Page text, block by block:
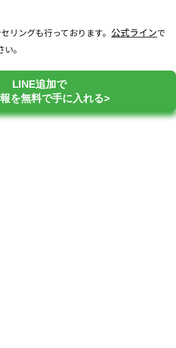
リングも行っております。 公式ラインで
。
LINE追加で
を無料で手に入れる>